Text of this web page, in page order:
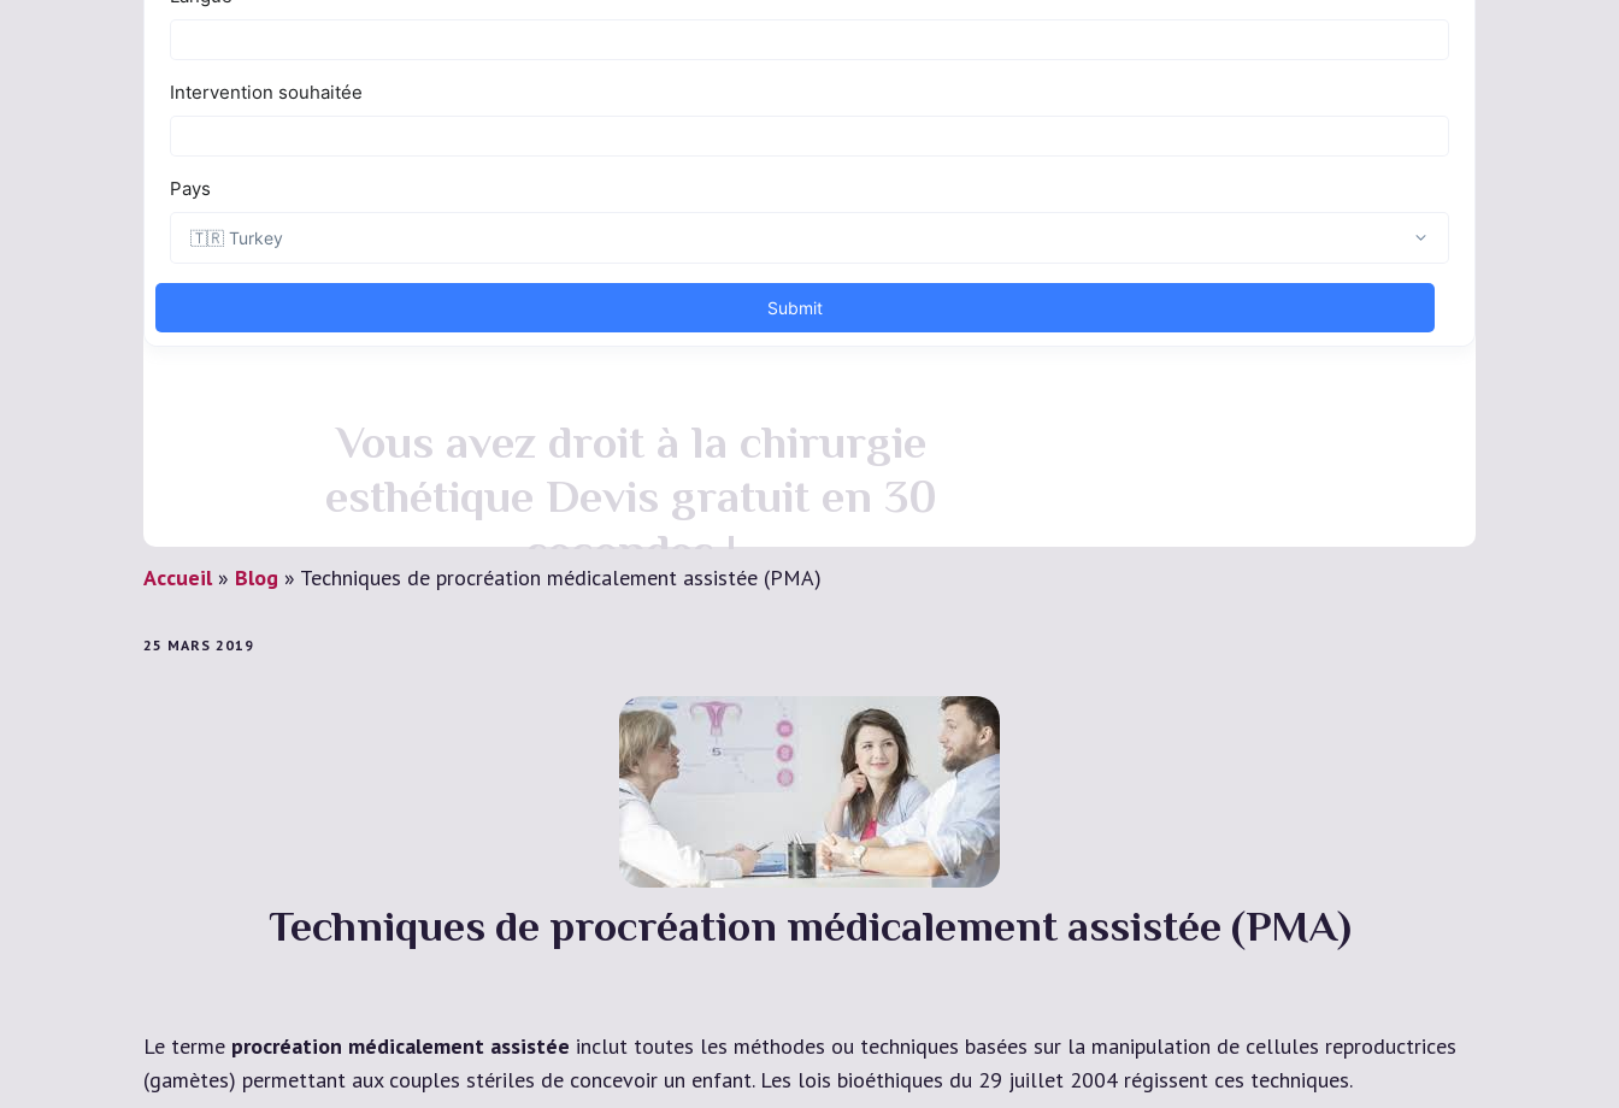
Vous avez droit à la chirurgie
esthétique Devis gratuit en 30
secondes !
Accueil» Blog » Techniques de procréation médicalement assistée (PMA)
25 MARS 2019
Techniques de procréation médicalement assistée (PMA)
Le terme procréation médicalement assistée inclut toutes les méthodes ou techniques basées sur la manipulation de cellules reproductrices
(gamètes) permettant aux couples stériles de concevoir un enfant. Les lois bioéthiques du 29 juillet 2004 régissent ces techniques.